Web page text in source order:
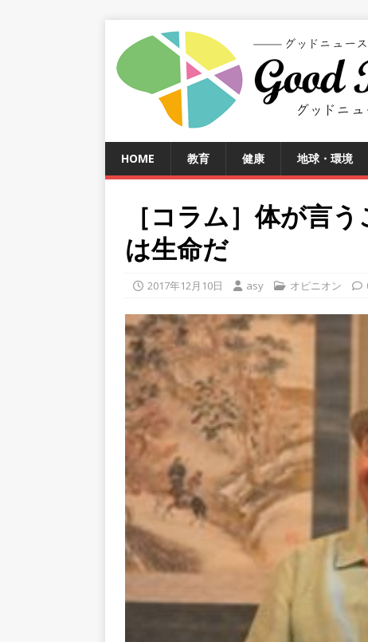
HOME 教育 健康 地球・環境
［コラム］体が言
は生命だ
2017年12月10日 asy オピニオン